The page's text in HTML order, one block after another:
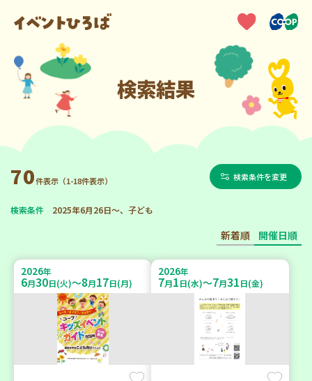
検索結果
70件表示（1-18件表示） 検索条件を変更
検索条件 2025年6月26日～、子ども
新着順 開催日順
2026年
6月30日(火)～8月17日(月)
2026年
7月1日(水)～7月31日(金)